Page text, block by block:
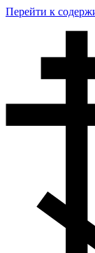
Перейти к